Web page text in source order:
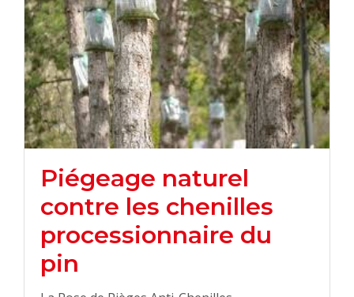
Piégeage naturel
contre les chenilles
processionnaire du
pin